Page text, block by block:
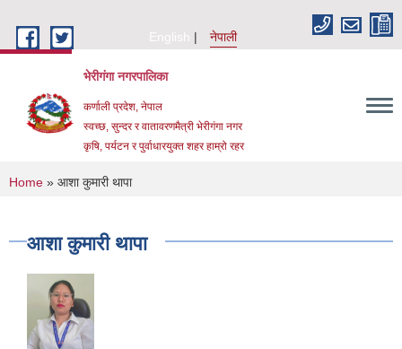
English
नेपाली
भेरीगंगा नगरपालिका
कर्णाली प्रदेश, नेपाल
स्वच्छ, सुन्दर र वातावरणमैत्री भेरीगंगा नगर
कृषि, पर्यटन र पुर्वाधारयुक्त शहर हाम्रो रहर
You are here
Home » आशा कुमारी थापा
आशा कुमारी थापा